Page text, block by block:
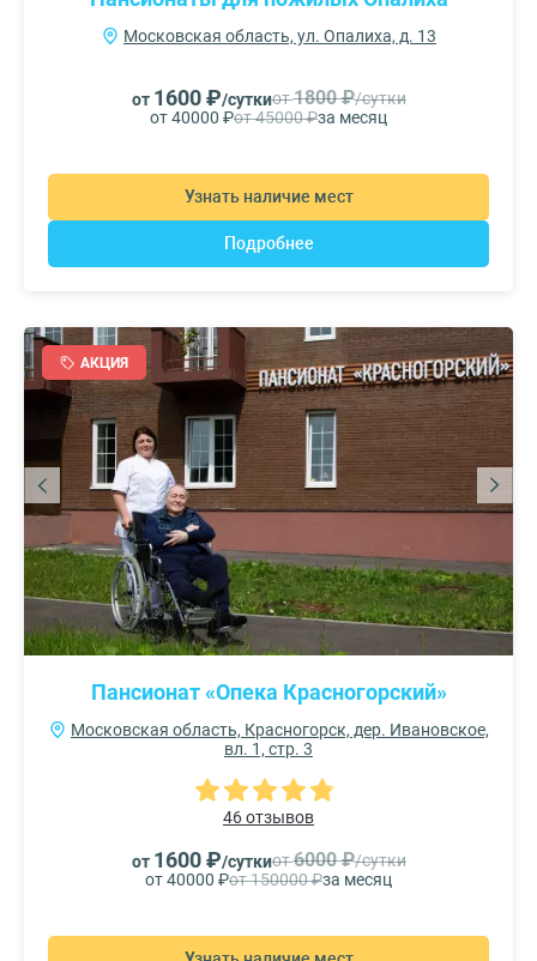
Московская область, ул. Опалиха, д. 13
от 1600 ₽/суткиот1800 ₽/сутки
от 40000 ₽от 45000 ₽за месяц
Узнать наличие мест
Подробнее
АКЦИЯ
Пансионат «Опека Красногорский»
Московская область, Красногорск, дер. Ивановское,
вл. 1, стр. 3
46 отзывов
от 1600 ₽/суткиот6000 ₽/сутки
от 40000 ₽от 150000 ₽за месяц